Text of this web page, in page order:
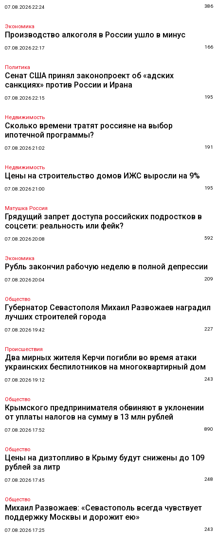
07.08.2026 22:24 386
Экономика
Производство алкоголя в России ушло в минус
07.08.2026 22:17 166
Политика
Сенат США принял законопроект об «адских
санкциях» против России и Ирана
07.08.2026 22:15 195
Недвижимость
Сколько времени тратят россияне на выбор
ипотечной программы?
07.08.2026 21:02 191
Недвижимость
Цены на строительство домов ИЖС выросли на 9%
07.08.2026 21:00 195
Матушка Россия
Грядущий запрет доступа российских подростков в
соцсети: реальность или фейк?
07.08.2026 20:08 592
Экономика
Рубль закончил рабочую неделю в полной депрессии
07.08.2026 20:04 209
Общество
Губернатор Севастополя Михаил Развожаев наградил
лучших строителей города
07.08.2026 19:42 227
Происшествия
Два мирных жителя Керчи погибли во время атаки
украинских беспилотников на многоквартирный дом
07.08.2026 19:12 243
Общество
Крымского предпринимателя обвиняют в уклонении
от уплаты налогов на сумму в 13 млн рублей
07.08.2026 17:52 890
Общество
Цены на дизтопливо в Крыму будут снижены до 109
рублей за литр
07.08.2026 17:45 248
Общество
Михаил Развожаев: «Севастополь всегда чувствует
поддержку Москвы и дорожит ею»
07.08.2026 17:25 243